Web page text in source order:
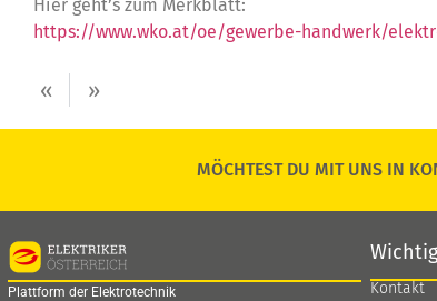
Hier geht’s zum Merkblatt:
https://www.wko.at/oe/gewerbe-handwerk/
« »
MÖCHTEST DU MIT UNS IN
Plattform der Elektrotechnik Kontakt